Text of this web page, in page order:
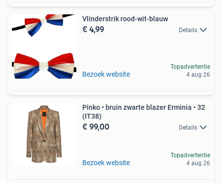
Vlinderstrik rood-wit-blauw
€ 4,99 Details
Bezoek website
Topadvertentie
4 aug 26
Pinko • bruin zwarte blazer Erminia • 32
(IT38)
€ 99,00 Details
Bezoek website
Topadvertentie
4 aug 26